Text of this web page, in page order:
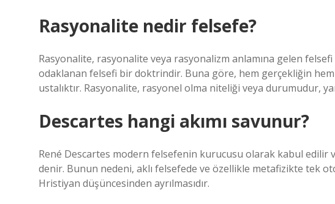
Rasyonalite nedir felsefe?
Rasyonalite, rasyonalite veya rasyonalizm anlamına gelen
odaklanan felsefi bir doktrindir. Buna göre, hem gerçekliğin
ustalıktır. Rasyonalite, rasyonel olma niteliği veya durumudur,
Descartes hangi akımı savunur?
René Descartes modern felsefenin kurucusu olarak kabul edilir
denir. Bunun nedeni, aklı felsefede ve özellikle metafizikte tek
Hristiyan düşüncesinden ayrılmasıdır.